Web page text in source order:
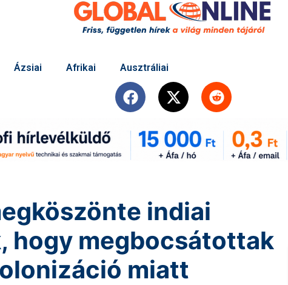
Ázsiai Afrikai Ausztráliai
indiai
hogy megbocsátottak
miatt